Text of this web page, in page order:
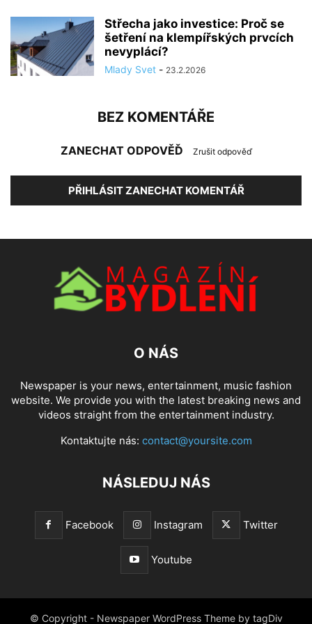
Střecha jako investice: Proč se
šetření na klempířských prvcích
nevyplácí?
Mlady Svet - 23.2.2026
BEZ KOMENTÁŘE
ZANECHAT ODPOVĚĎ Zrušit odpověď
PŘIHLÁSIT ZANECHAT KOMENTÁŘ
O NÁS
Newspaper is your news, entertainment, music fashion
website. We provide you with the latest breaking news and
videos straight from the entertainment industry.
Kontaktujte nás: contact@yoursite.com
NÁSLEDUJ NÁS
Facebook Instagram Twitter
Youtube
© Copyright - Newspaper WordPress Theme by tagDiv